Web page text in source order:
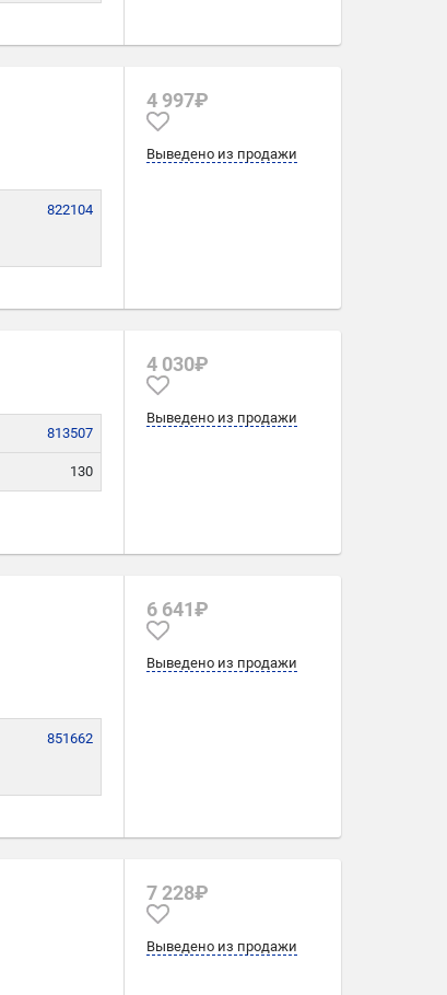
822104
4 997₽
Выведено из продажи
813507
130
4 030₽
Выведено из продажи
851662
6 641₽
Выведено из продажи
7 228₽
Выведено из продажи